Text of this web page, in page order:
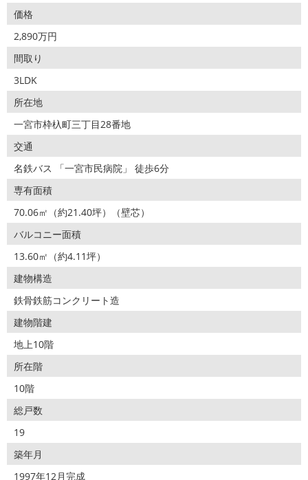
価格
2,890万円
間取り
3LDK
所在地
一宮市枠杁町三丁目28番地
交通
名鉄バス 「一宮市民病院」 徒歩6分
専有面積
70.06㎡（約21.40坪）（壁芯）
バルコニー面積
13.60㎡（約4.11坪）
建物構造
鉄骨鉄筋コンクリート造
建物階建
地上10階
所在階
10階
総戸数
19
築年月
1997年12月完成